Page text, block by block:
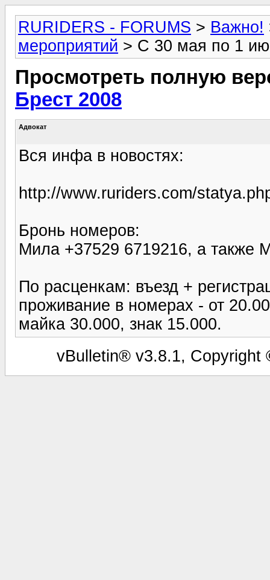
RURIDERS - FORUMS > Важно!
мероприятий > С 30 мая по 1
Просмотреть полную
Брест 2008
Адвокат
Вся инфа в новостях:
http://www.ruriders.com/
Бронь номеров:
Мила +37529 6719216, а также
По расценкам: въезд +
проживание в номерах - от
майка 30.000, знак 15.000.
vBulletin® v3.8.1, Copyright